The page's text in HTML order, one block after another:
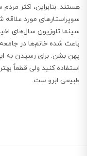
هستند. بنابراین، اکثر
سوپراستارهای مورد علاقه
سینما تلوزیون سال‌های
باعث شده خانم‌ها در
پهن بشن. برای رسیدن به
استفاده کنید ولی قطعاٌ
طبیعی ابرو ست.